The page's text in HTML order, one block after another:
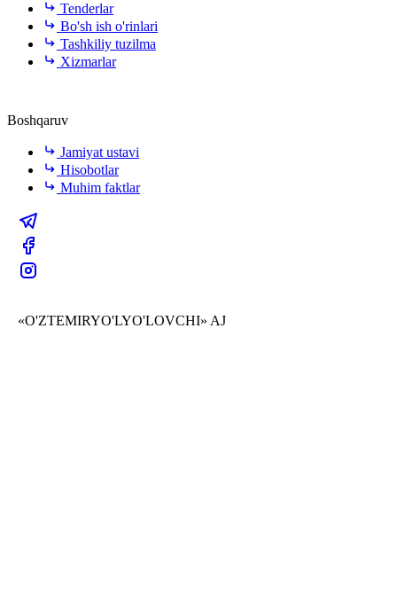
Tenderlar
Bo'sh ish o'rinlari
Tashkiliy tuzilma
Xizmarlar
Boshqaruv
Jamiyat ustavi
Hisobotlar
Muhim faktlar
«O'ZTEMIRYO'LYO'LOVCHI» AJ